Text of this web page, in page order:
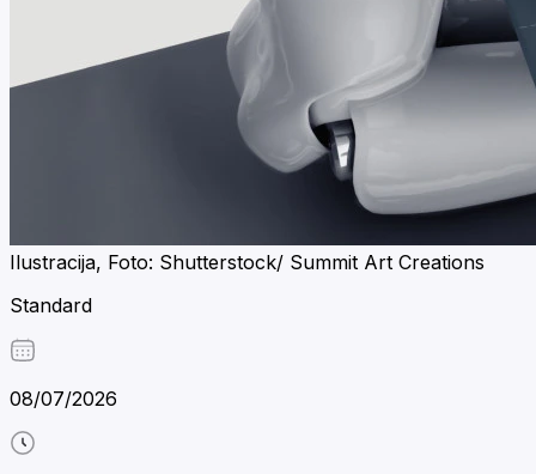
Ilustracija, Foto: Shutterstock/ Summit Art Creations
Standard
08/07/2026